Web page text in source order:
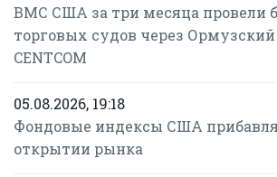
ВМС США за три месяца провели
торговых судов через
CENTCOM
05.08.2026, 19:18
Фондовые индексы США
открытии рынка